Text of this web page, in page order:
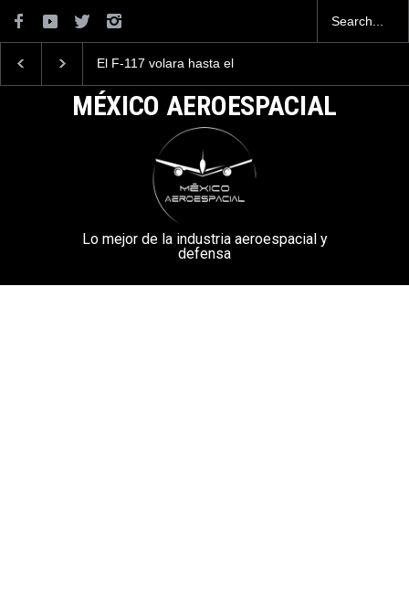
Terminó con éxito el Air
Tomcat
MÉXICO AEROESPACIAL
Lo mejor de la industria aeroespacial y
defensa